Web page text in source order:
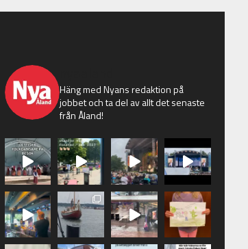
Häng med Nyans redaktion på
jobbet och ta del av allt det senaste
från Åland!